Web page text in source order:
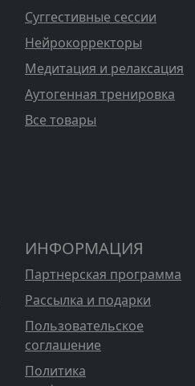
Суггестивные сессии
Нейрокорректоры
Медитация и релаксация
Аутогенная тренировка
Все товары
ИНФОРМАЦИЯ
Партнерская программа
Рассылка и подарки
Пользовательское
соглашение
Политика